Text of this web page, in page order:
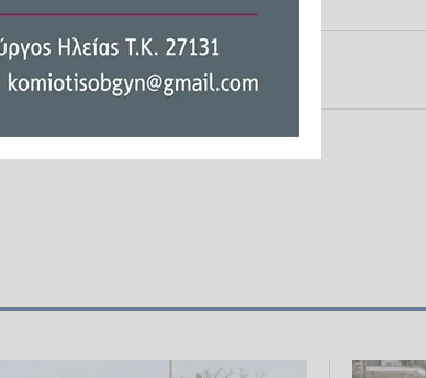
και μάθετε πρώτοι όλες τις